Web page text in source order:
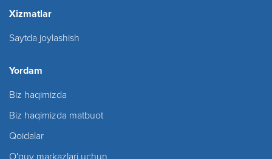
Xizmatlar
Saytda joylashish
Yordam
Biz haqimizda
Biz haqimizda matbuot
Qoidalar
O'quv markazlari uchun